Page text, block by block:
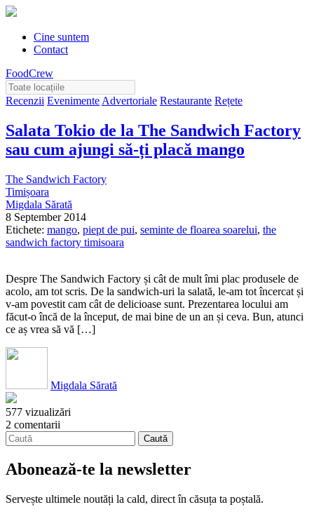
Cine suntem
Contact
FoodCrew
Recenzii Evenimente Advertoriale Restaurante Rețete
Salata Tokio de la The Sandwich Factory
sau cum ajungi să-ți placă mango
The Sandwich Factory
Timișoara
Migdala Sărată
8 September 2014
Etichete: mango, piept de pui, seminte de floarea soarelui, the
sandwich factory timisoara
Despre The Sandwich Factory și cât de mult îmi plac produsele de
acolo, am tot scris. De la sandwich-uri la salată, le-am tot încercat și
v-am povestit cam cât de delicioase sunt. Prezentarea locului am
făcut-o încă de la început, de mai bine de un an și ceva. Bun, atunci
ce aș vrea să vă […]
Migdala Sărată
577 vizualizări
2 comentarii
Abonează-te la newsletter
Servește ultimele noutăți la cald, direct în căsuța ta poștală.